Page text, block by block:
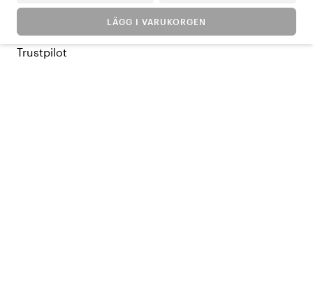
LÄGG I VARUKORGEN
Trustpilot